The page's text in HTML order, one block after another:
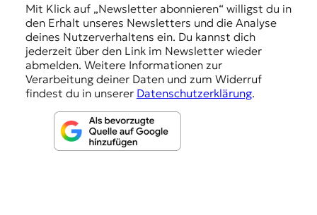
Mit Klick auf „Newsletter abonnieren“ willigst du in
den Erhalt unseres Newsletters und die Analyse
deines Nutzerverhaltens ein. Du kannst dich
jederzeit über den Link im Newsletter wieder
abmelden. Weitere Informationen zur
Verarbeitung deiner Daten und zum Widerruf
findest du in unserer Datenschutzerklärung.